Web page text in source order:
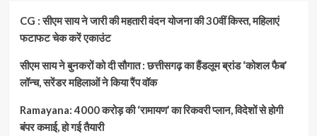
CG : सीएम साय ने जारी की महतारी वंदन योजना की 30वीं किस्त, महिलाएं
फटाफट चेक करें एकाउंट
सीएम साय ने बुनकरों को दी सौगात : छत्तीसगढ़ का हैंडलूम ब्रांड ‘कोशल फैब’
लॉन्च, सरेंडर महिलाओं ने किया रैंप वॉक
Ramayana: 4000 करोड़ की ‘रामायण’ का रिकवरी प्लान, विदेशों से होगी
बंपर कमाई, हो गई तैयारी